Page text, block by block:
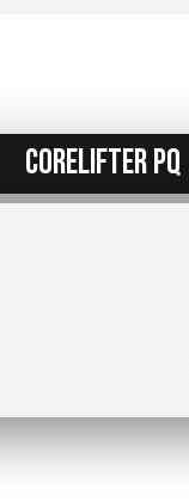
CORELIFTER PQ